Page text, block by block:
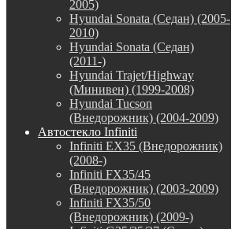
2005)
Hyundai Sonata (Седан) (2005-
2010)
Hyundai Sonata (Седан)
(2011-)
Hyundai Trajet/Highway
(Минивен) (1999-2008)
Hyundai Tucson
(Внедорожник) (2004-2009)
Автостекло Infiniti
Infiniti EX35 (Внедорожник)
(2008-)
Infiniti FX35/45
(Внедорожник) (2003-2009)
Infiniti FX35/50
(Внедорожник) (2009-)